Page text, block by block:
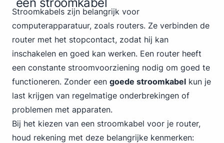
Stroomkabels zijn belangrijk voor
computerapparatuur, zoals routers. Ze verbinden de
router met het stopcontact, zodat hij kan
inschakelen en goed kan werken. Een router heeft
een constante stroomvoorziening nodig om goed te
functioneren. Zonder een goede stroomkabel kun je
last krijgen van regelmatige onderbrekingen of
problemen met apparaten.
Bij het kiezen van een stroomkabel voor je router,
houd rekening met deze belangrijke kenmerken: